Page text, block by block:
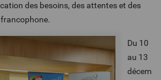
des besoins, des attentes et des
Du 10
au 13
décem